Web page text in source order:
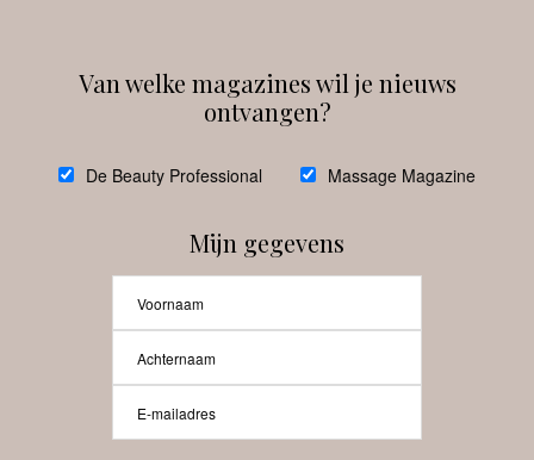
debeautyprofessional
Beauty-Pro.nl
Van welke magazines wil je nieuws
ontvangen?
De Beauty Professional Massage Magazine
Mijn gegevens